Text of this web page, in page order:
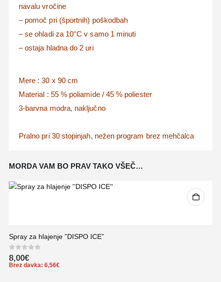
navalu vročine
– pomoč pri (športnih) poškodbah
– se ohladi za 10°C v samo 1 minuti
– ostaja hladna do 2 uri
Mere : 30 x 90 cm
Material : 55 % poliamide / 45 % poliester
3-barvna modra, naključno
Pralno pri 30 stopinjah, nežen program brez mehčalca
MORDA VAM BO PRAV TAKO VŠEČ…
Spray za hlajenje ”DISPO ICE”
0out of 5
8,00€
Brez davka: 6,56€